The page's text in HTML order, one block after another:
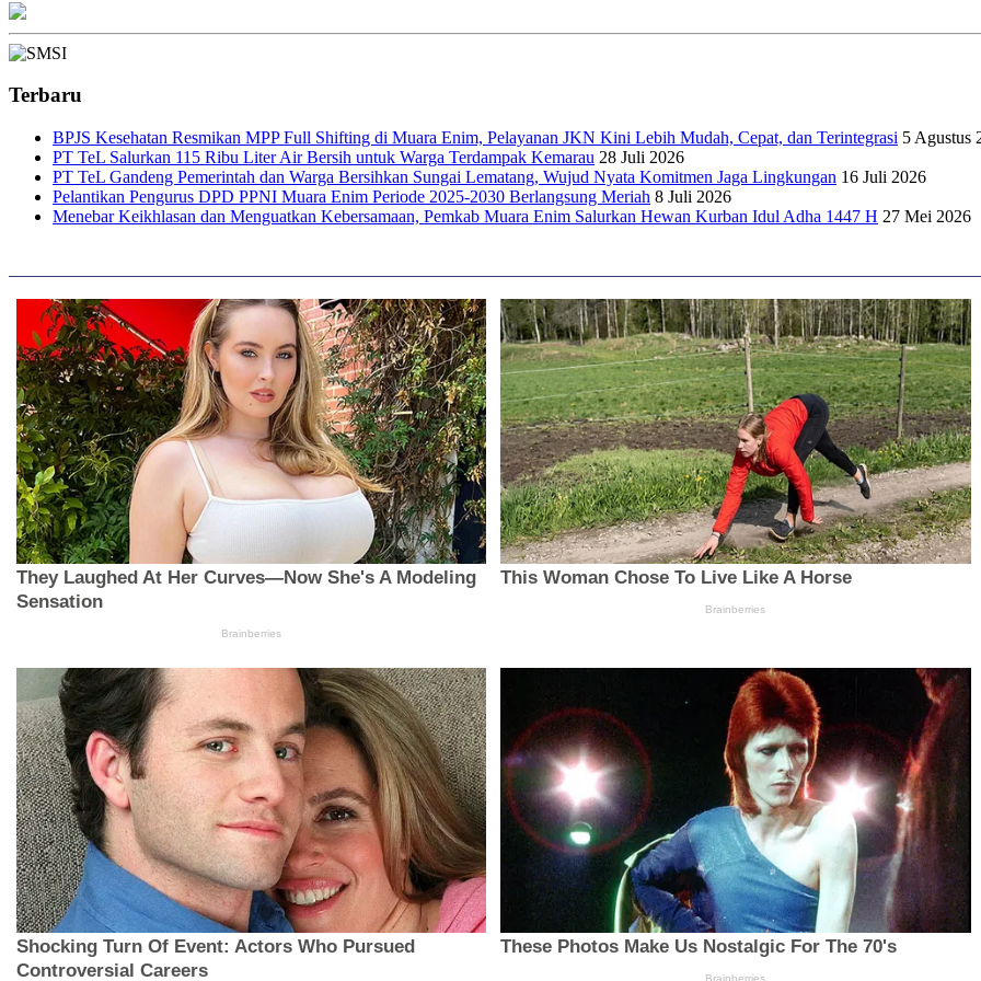
Terbaru
BPJS Kesehatan Resmikan MPP Full Shifting di Muara Enim, Pelayanan JKN Kini Lebih Mudah, Cepat, dan Terintegrasi 5 Agustus
PT TeL Salurkan 115 Ribu Liter Air Bersih untuk Warga Terdampak Kemarau 28 Juli 2026
PT TeL Gandeng Pemerintah dan Warga Bersihkan Sungai Lematang, Wujud Nyata Komitmen Jaga Lingkungan 16 Juli 2026
Pelantikan Pengurus DPD PPNI Muara Enim Periode 2025-2030 Berlangsung Meriah 8 Juli 2026
Menebar Keikhlasan dan Menguatkan Kebersamaan, Pemkab Muara Enim Salurkan Hewan Kurban Idul Adha 1447 H 27 Mei 2026